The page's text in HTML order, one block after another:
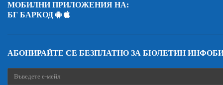
МОБИЛНИ ПРИЛОЖЕНИЯ НА:
БГ БАРКОД
АБОНИРАЙТЕ СЕ БЕЗПЛАТНО ЗА БЮЛЕТИН